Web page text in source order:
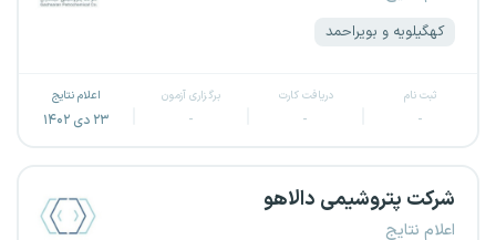
کهگیلویه و بویراحمد
ثبت نام
-
دریافت کارت
-
برگزاری آزمون
-
اعلام نتایج
۲۳ دی ۱۴۰۲
شرکت پتروشیمی دالاهو
اعلام نتایج